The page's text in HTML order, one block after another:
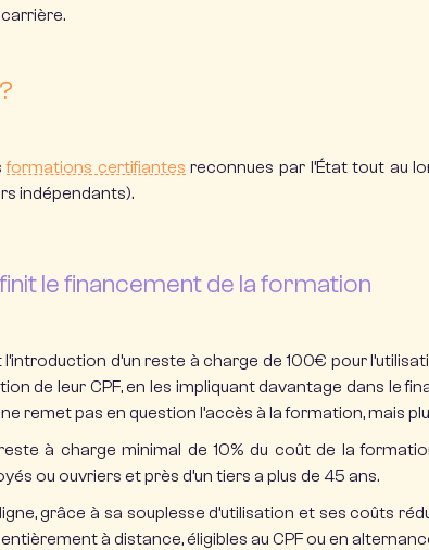
formations certifiantes reconnues par l’État tout au
indépendants).
le financement de la formation
d’un reste à charge de 100€ pour
de leur CPF, en les impliquant davantage dans le
remet pas en question l’accès à la formation, mais
reste à charge minimal de 10% du coût de la
ou ouvriers et près d’un tiers a plus de 45 ans.
, grâce à sa souplesse d’utilisation et ses coûts
entièrement à distance,éligibles au CPFou en